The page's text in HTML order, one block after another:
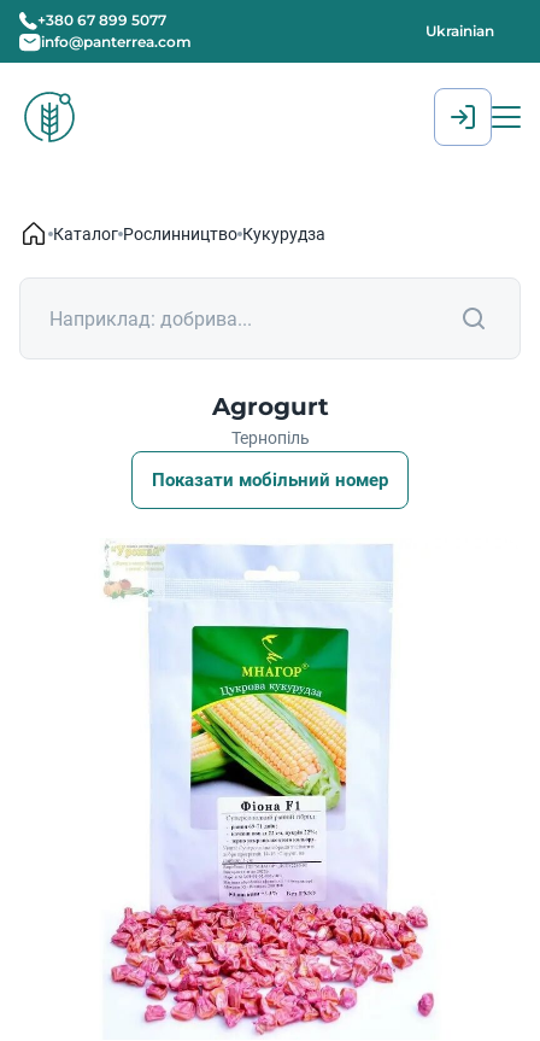
+380 67 899 5077
info@panterrea.com
Ukrainian
Каталог Рослинництво Кукурудза
Agrogurt
Тернопіль
Показати мобільний номер